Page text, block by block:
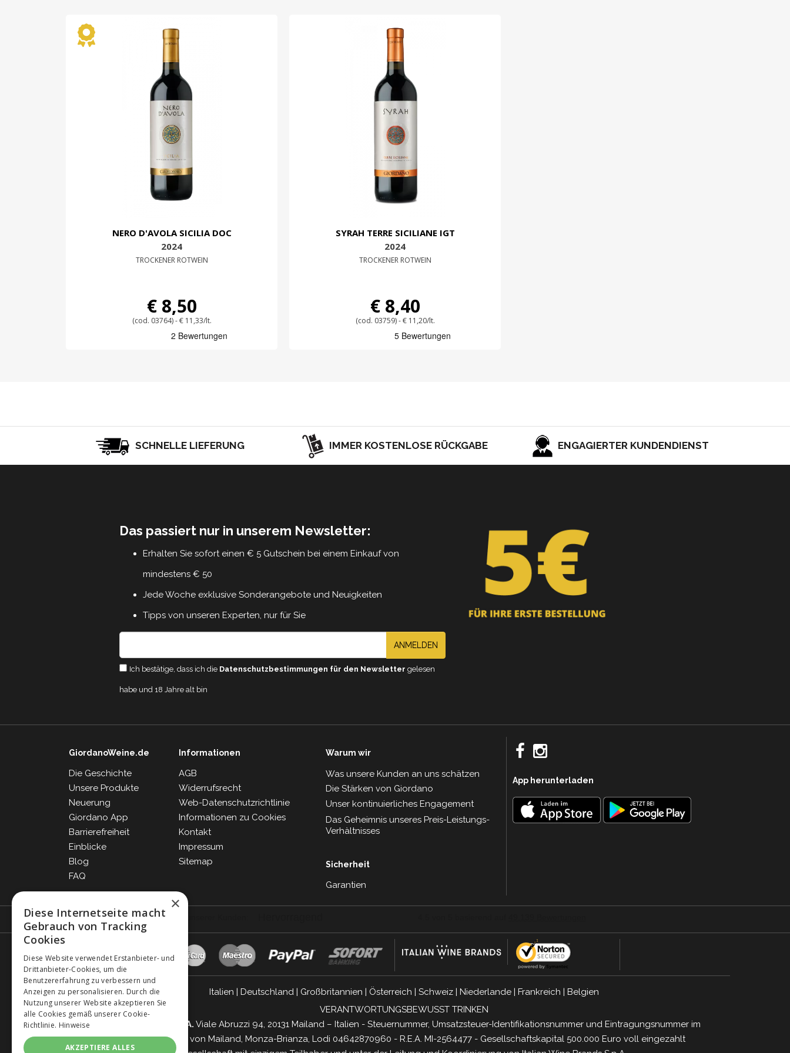
NERO D'AVOLA SICILIA DOC
2024
TROCKENER ROTWEIN
€ 8,50
(cod. 03764) - € 11,33/lt.
SYRAH TERRE SICILIANE IGT
2024
TROCKENER ROTWEIN
€ 8,40
(cod. 03759) - € 11,20/lt.
SCHNELLE LIEFERUNG IMMER KOSTENLOSE RÜCKGABE ENGAGIERTER KUNDENDIENST
Das passiert nur in unserem Newsletter:
Erhalten Sie sofort einen € 5 Gutschein bei einem Einkauf von
mindestens € 50
Jede Woche exklusive Sonderangebote und Neuigkeiten
Tipps von unseren Experten, nur für Sie
ANMELDEN
Ich bestätige, dass ich die Datenschutzbestimmungen für den Newsletter gelesen
habe und 18 Jahre alt bin
GiordanoWeine.de
Die Geschichte
Unsere Produkte
Neuerung
Giordano App
Barrierefreiheit
Einblicke
Blog
FAQ
Informationen
AGB
Widerrufsrecht
Web-Datenschutzrichtlinie
Informationen zu Cookies
Kontakt
Impressum
Sitemap
Warum wir
Was unsere Kunden an uns schätzen
Die Stärken von Giordano
Unser kontinuierliches Engagement
Das Geheimnis unseres Preis-Leistungs-
Verhàltnisses
Sicherheit
Garantien
App herunterladen
Italien | Deutschland | Großbritannien | Österreich | Schweiz| Niederlande| Frankreich | Belgien
VERANTWORTUNGSBEWUSST TRINKEN
Giordano Vini S.p.A. Viale Abruzzi 94, 20131 Mailand – Italien - Steuernummer, Umsatzsteuer-Identifikationsnummer und Eintragungsnummer im
Handelsregister von Mailand, Monza-Brianza, Lodi 04642870960 - R.E.A. MI-2564477 - Gesellschaftskapital 500.000 Euro voll eingezahlt
×
Diese Internetseite macht
Gebrauch von Tracking
Cookies
Diese Website verwendet Erstanbieter- und
Drittanbieter-Cookies, um die
Benutzererfahrung zu verbessern und
Anzeigen zu personalisieren. Durch die
Nutzung unserer Website akzeptieren Sie
alle Cookies gemäß unserer Cookie-
Richtlinie. Hinweise
AKZEPTIERE ALLES